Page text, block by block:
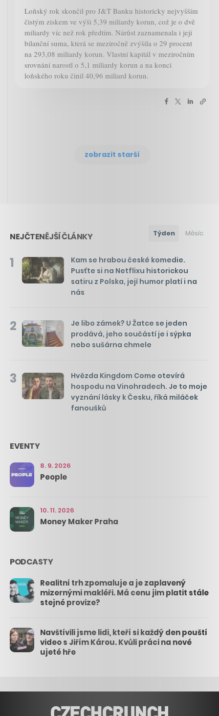
Loňský rok skončil pro J&T Banku historicky nejvyšším
čistým ziskem ve výši 5,39 miliardy korun, což je o dvě
miliardy víc než rok předtím. Nárůst zaznamenala i její
bilanční suma, která se meziročně zvýšila o 29 procent
na 293,08 miliardy korun. Vlastní kapitál v meziročním
srovnání narostl o 5,1 miliardy korun a na konci
loňského roku činil 40,96 miliard korun.
zobrazit starší
NEJČTENĚJŠÍ ČLÁNKY Týden Měsíc
1
Kam se hrabou české komedie.
Pusťte si na Netflixu historickou
satiru z Polska, její humor platí i na
nás
2
Je libo zámek? U Žatce se jeden
prodává, jeho součástí je i sýpka
nebo sušárna chmele
3
Hvězda Kingdom Come otevírá
hospodu na Vinohradech. Je to moje
vyznání lásky k Česku, říká miláček
fanoušků
EVENTY
8. 9. 2026
People
10. 11. 2026
Money Maker Praha
PODCASTY
Realitní trh zpomaluje a je zaplavený
mizernými makléři. Má cenu jim platit stále
stejné provize?
Navštívili jsme lidi, kteří si každý den pouští
video s Jiřím Károu. Kvůli práci na nové
ujeté hře